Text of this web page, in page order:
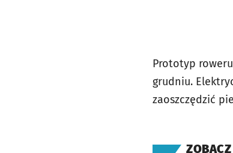
Prototyp
grudniu.
zaoszczędzić